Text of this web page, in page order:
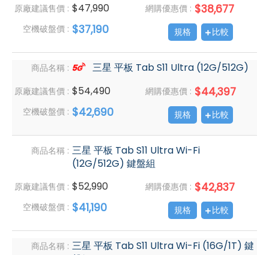
原廠建議售價 : $47,990 網購優惠價 : $38,677
空機破盤價 : $37,190 規格 比較
商品名稱 : 三星 平板 Tab S11 Ultra (12G/512G)
原廠建議售價 : $54,490 網購優惠價 : $44,397
空機破盤價 : $42,690 規格 比較
商品名稱 : 三星 平板 Tab S11 Ultra Wi-Fi
(12G/512G) 鍵盤組
原廠建議售價 : $52,990 網購優惠價 : $42,837
空機破盤價 : $41,190 規格 比較
商品名稱 : 三星 平板 Tab S11 Ultra Wi-Fi (16G/1T) 鍵